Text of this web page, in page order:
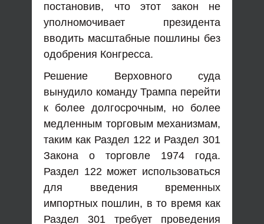
постановив, что этот закон не
уполномочивает президента
вводить масштабные пошлины без
одобрения Конгресса.
Решение Верховного суда
вынудило команду Трампа перейти
к более долгосрочным, но более
медленным торговым механизмам,
таким как Раздел 122 и Раздел 301
Закона о торговле 1974 года.
Раздел 122 может использоваться
для введения временных
импортных пошлин, в то время как
Раздел 301 требует проведения